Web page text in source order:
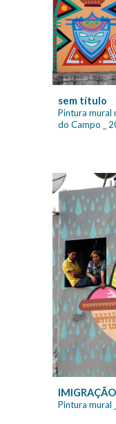
sem título
Pintura mural
do Campo _
Pintura mural